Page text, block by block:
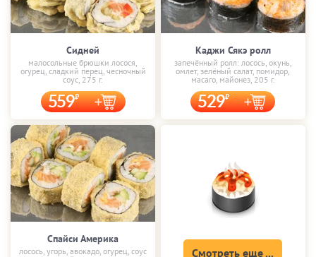
Сидней
малосольные брюшки лосося,
огурец, сладкий перец, чесночный
соус, 275 г.
559
Каджи Сякэ ролл
запечённый ролл: лосось, окунь,
омлет, зелёный салат, помидор,
масаго, майонез, 205 г.
529
Спайси Америка
лосось, угорь, авокадо, огурец, соус
Смотреть еще ...